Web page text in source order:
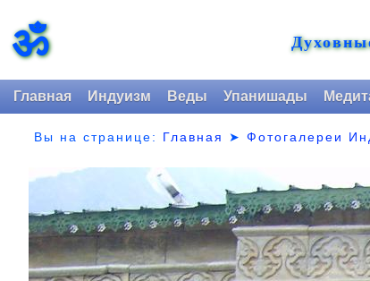
ॐ
Главная Индуизм Веды Упанишады
Вы на странице: Главная ➤Фотогалереи